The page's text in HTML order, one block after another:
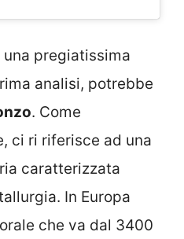
pregiatissima
analisi, potrebbe
. Come
ci ri riferisce ad una
caratterizzata
In Europa
che va dal 3400